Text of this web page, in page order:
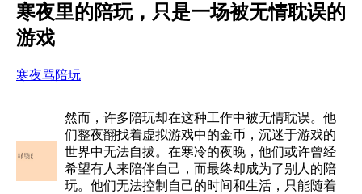
寒夜里的陪玩，只是一场被无情耽误的
游戏
寒夜骂陪玩
然而，许多陪玩却在这种工作中被无情耽误。他
们整夜翻找着虚拟游戏中的金币，沉迷于游戏的
世界中无法自拔。在寒冷的夜晚，他们或许曾经
希望有人来陪伴自己，而最终却成为了别人的陪
玩。他们无法控制自己的时间和生活，只能随着